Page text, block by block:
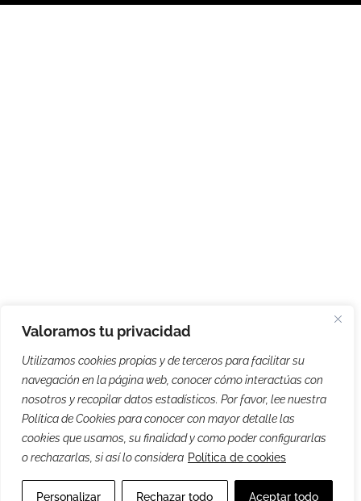
Valoramos tu privacidad
Utilizamos cookies propias y de terceros para facilitar su
navegación en la página web, conocer cómo interactúas con
nosotros y recopilar datos estadísticos. Por favor, lee nuestra
Política de Cookies para conocer con mayor detalle las
cookies que usamos, su finalidad y como poder configurarlas
o rechazarlas, si así lo considera Política de cookies
Personalizar Rechazar todo Aceptar todo